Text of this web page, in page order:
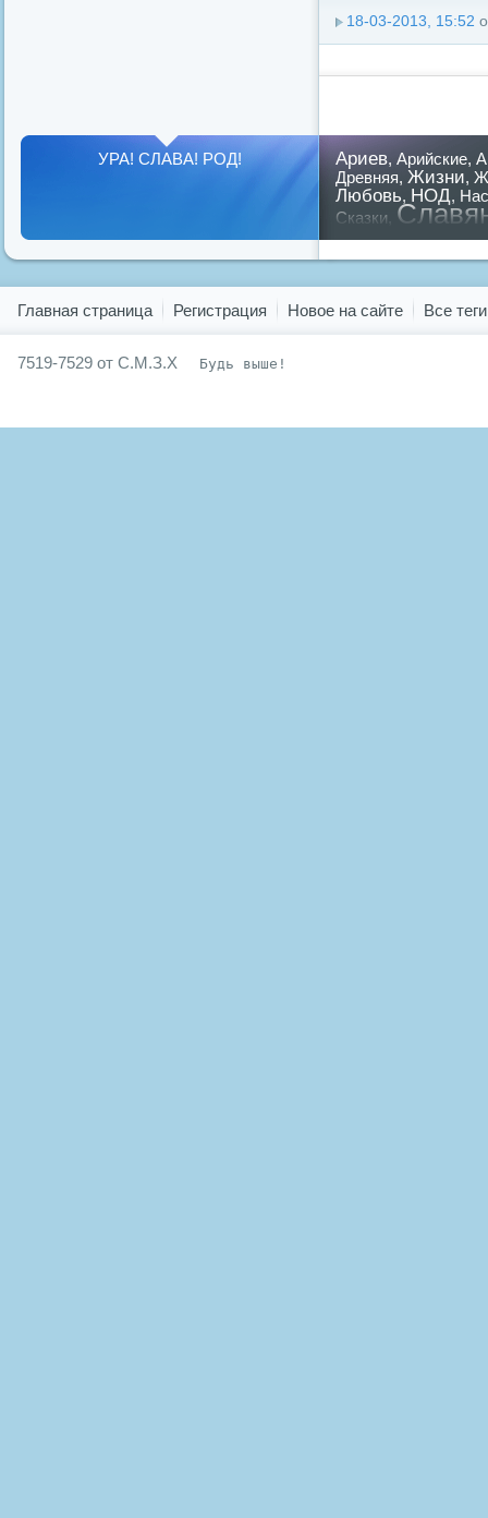
18-03-2013, 15:52
Ариев, Арийские,
Древняя, Жизни,
Любовь, НОД,
Сказки
предков,путин,
УРА! СЛАВА! РОД!
Главная страница Регистрация Новое на сайте Все теги
7519-7529 от С.М.З.Х Будь выше!